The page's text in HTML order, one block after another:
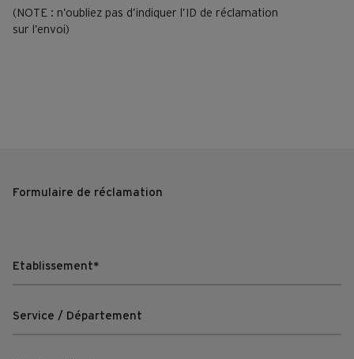
(NOTE : n’oubliez pas d’indiquer l’ID de réclamation
sur l’envoi)
Formulaire de réclamation